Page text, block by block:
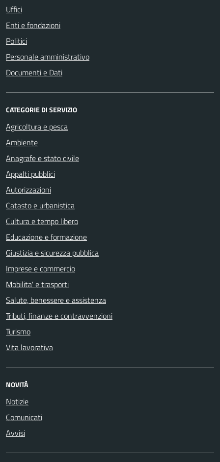
Uffici
Enti e fondazioni
Politici
Personale amministrativo
Documenti e Dati
CATEGORIE DI SERVIZIO
Agricoltura e pesca
Ambiente
Anagrafe e stato civile
Appalti pubblici
Autorizzazioni
Catasto e urbanistica
Cultura e tempo libero
Educazione e formazione
Giustizia e sicurezza pubblica
Imprese e commercio
Mobilita' e trasporti
Salute, benessere e assistenza
Tributi, finanze e contravvenzioni
Turismo
Vita lavorativa
NOVITÀ
Notizie
Comunicati
Avvisi